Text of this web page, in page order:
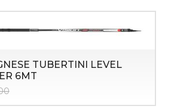
TUBERTINI LEVEL
6MT